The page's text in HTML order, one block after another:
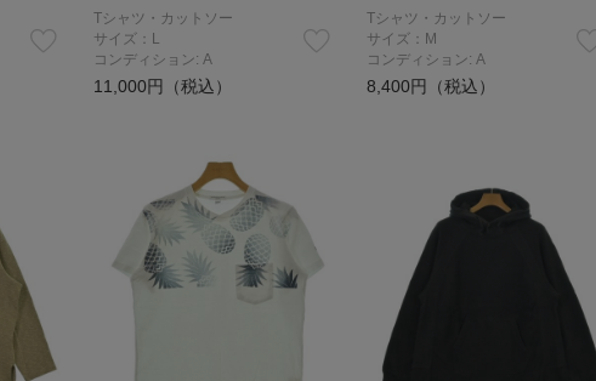
Tシャツ・カットソー
サイズ：L
コンディション: A
11,000円（税込）
Tシャツ・カットソー
サイズ：M
コンディション: A
8,400円（税込）